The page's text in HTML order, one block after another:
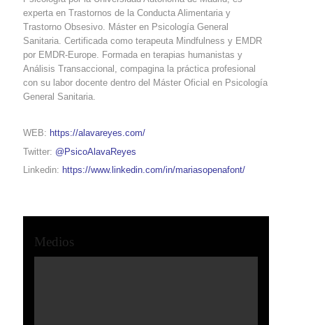
experta en Trastornos de la Conducta Alimentaria y
Trastorno Obsesivo. Máster en Psicología General
Sanitaria. Certificada como terapeuta Mindfulness y EMDR
por EMDR-Europe. Formada en terapias humanistas y
Análisis Transaccional, compagina la práctica profesional
con su labor docente dentro del Máster Oficial en Psicología
General Sanitaria.
WEB: https://alavareyes.com/
Twitter: @PsicoAlavaReyes
Linkedin: https://www.linkedin.com/in/mariasopenafont/
Medios